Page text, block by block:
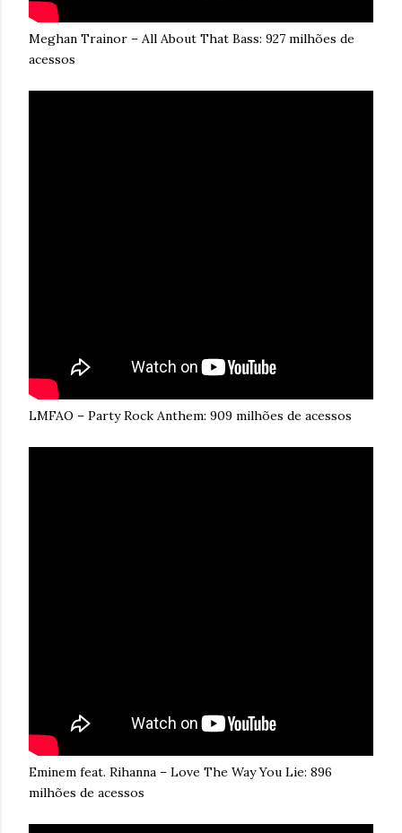
Meghan Trainor – All About That Bass: 927 milhões de
acessos
LMFAO – Party Rock Anthem: 909 milhões de acessos
Eminem feat. Rihanna – Love The Way You Lie: 896
milhões de acessos